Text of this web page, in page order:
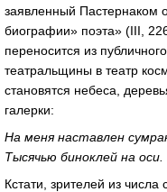
заявленный Пастернаком
биографии» поэта» (III,
переносится из
театральщины в театр
становятся небеса,
галерки:
На меня наставлен
Тысячью биноклей на оси.
Кстати, зрителей из